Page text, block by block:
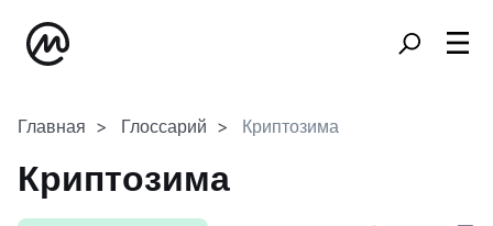
Главная Глоссарий Криптозима
Криптозима